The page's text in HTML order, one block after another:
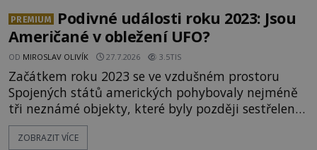
PREMIUM
Podivné události roku 2023: Jsou
Američané v obležení UFO?
OD MIROSLAV OLIVÍK 27.7.2026 3.5TIS
Začátkem roku 2023 se ve vzdušném prostoru
Spojených států amerických pohybovaly nejméně
tři neznámé objekty, které byly později sestřeleny.
Do dnešních dnů nebyly trosky těchto létajících
těles objeveny. Je možné, že šlo o nějaké nové
ZOBRAZIT VÍCE